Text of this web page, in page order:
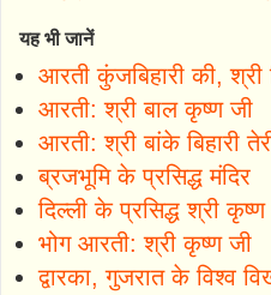
यह भी जानें
आरती कुंजबिहारी की, श्री
आरती: श्री बाल कृष्ण जी
आरती: श्री बांके बिहारी
ब्रजभूमि के प्रसिद्ध मंदिर
दिल्ली के प्रसिद्ध श्री कृष्ण
भोग आरती: श्री कृष्ण जी
द्वारका, गुजरात के विश्व